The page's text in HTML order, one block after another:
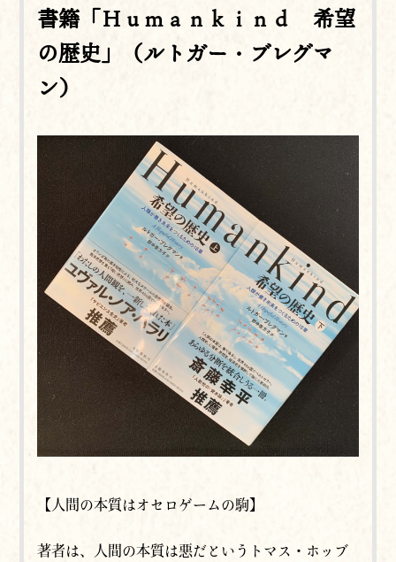
書籍「Ｈｕｍａｎｋｉｎｄ 希望
の歴史」（ルトガー・ブレグマ
ン）
【人間の本質はオセロゲームの駒】
著者は、人間の本質は悪だというトマス・ホッブ